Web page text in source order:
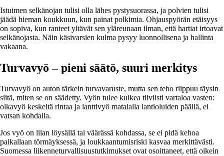
Istuimen selkänojan tulisi olla lähes pystysuorassa, ja polvien tulisi
jäädä hieman koukkuun, kun painat polkimia. Ohjauspyörän etäisyys
on sopiva, kun ranteet yltävät sen yläreunaan ilman, että hartiat irtoavat
selkänojasta. Näin käsivarsien kulma pysyy luonnollisena ja hallinta
vakaana.
Turvavyö – pieni säätö, suuri merkitys
Turvavyö on auton tärkein turvavaruste, mutta sen teho riippuu täysin
siitä, miten se on säädetty. Vyön tulee kulkea tiiviisti vartaloa vasten:
olkavyö keskeltä rintaa ja lanttivyö matalalla lantioluiden päällä, ei
vatsan kohdalla.
Jos vyö on liian löysällä tai väärässä kohdassa, se ei pidä kehoa
paikallaan törmäyksessä, ja loukkaantumisriski kasvaa merkittävästi.
Suomessa liikenneturvallisuustutkimukset ovat osoittaneet, että oikein